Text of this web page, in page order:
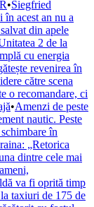
•Siegfried
în acest an nu a
din apele
2 de la
cu energia
revenirea în
către scena
o recomandare, ci
•Amenzi de peste
nautic. Peste
în
„Retorica
dintre cele mai
va fi oprită timp
taxiuri de 175 de